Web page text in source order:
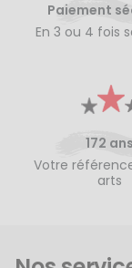
Paiement
En 3 ou 4 fois
172 ans
Votre
arts